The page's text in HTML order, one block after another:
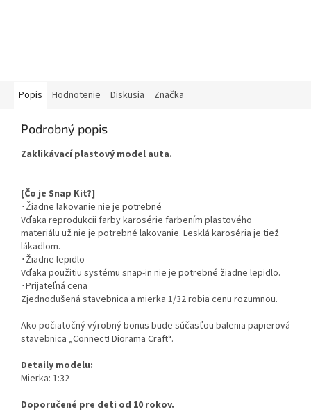
Popis Hodnotenie Diskusia Značka
Podrobný popis
Zaklikávací plastový model auta.
[Čo je Snap Kit?]
･Žiadne lakovanie nie je potrebné
Vďaka reprodukcii farby karosérie farbením plastového
materiálu už nie je potrebné lakovanie. Lesklá karoséria je tiež
lákadlom.
･Žiadne lepidlo
Vďaka použitiu systému snap-in nie je potrebné žiadne lepidlo.
･Prijateľná cena
Zjednodušená stavebnica a mierka 1/32 robia cenu rozumnou.
Ako počiatočný výrobný bonus bude súčasťou balenia papierová
stavebnica „Connect! Diorama Craft“.
Detaily modelu:
Mierka: 1:32
Doporučené pre deti od 10 rokov.